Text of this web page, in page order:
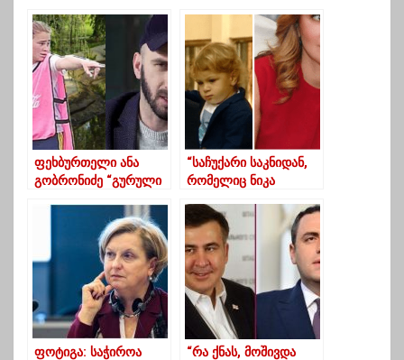
ფეხბურთელი ანა
გობრონიძე “გურული
სტიპენდიანტი გახდა
“საჩუქარი საკნიდან,
რომელიც ნიკა
გამოუგზავნა”
ფოტიგა: საჭიროა
“რა ქნას, მოშივდა